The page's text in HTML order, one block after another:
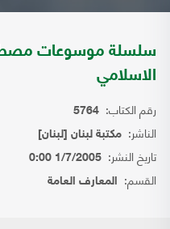
سلسلة موسوعات
الاسلامي
رقم الكتاب: 5764
الناشر: مكتبة لبنان [لبنان]
تاريخ النشر: 1/7/2005 0:00
القسم: المعارف العامة